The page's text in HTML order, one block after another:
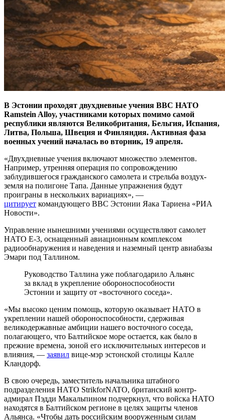
В Эстонии проходят двухдневные учения ВВС НАТО
Ramstein Alloy, участниками которых помимо самой
республики являются Великобритания, Бельгия, Испания,
Литва, Польша, Швеция и Финляндия. Активная фаза
военных учений началась во вторник, 19 апреля.
«Двухдневные учения включают множество элементов.
Например, утренняя операция по сопровождению
заблудившегося гражданского самолета и стрельба воздух-
земля на полигоне Тапа. Данные упражнения будут
проиграны в нескольких вариациях», —
цитирует командующего ВВС Эстонии Яака Тариена «РИА
Новости».
Управление нынешними учениями осуществляют самолет
НАТО Е-3, оснащенный авиационным комплексом
радиообнаружения и наведения и наземный центр авиабазы
Эмари под Таллином.
Руководство Таллина уже поблагодарило Альянс
за вклад в укрепление обороноспособности
Эстонии и защиту от «восточного соседа».
«Мы высоко ценим помощь, которую оказывает НАТО в
укреплении нашей обороноспособности, сдерживая
великодержавные амбиции нашего восточного соседа,
полагающего, что Балтийское море остается, как было в
прежние времена, зоной его исключительных интересов и
влияния, — заявил вице-мэр эстонской столицы Калле
Кландорф.
В свою очередь, заместитель начальника штабного
подразделения НАТО StrikforNATO, британский контр-
адмирал Пэдди Макальпином подчеркнул, что войска НАТО
находятся в Балтийском регионе в целях защиты членов
Альянса. «Чтобы дать российским вооруженным силам